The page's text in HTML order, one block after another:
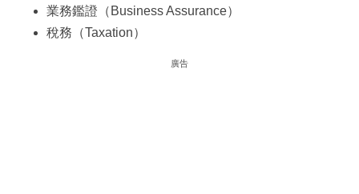
業務鑑證（Business Assurance）
稅務（Taxation）
廣告